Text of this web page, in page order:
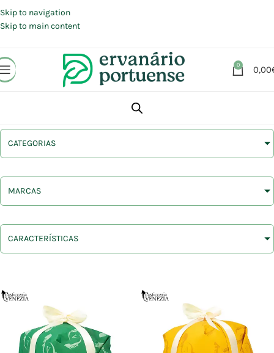
Skip to navigation
Skip to main content
0 0,00
CATEGORIAS
MARCAS
CARACTERÍSTICAS